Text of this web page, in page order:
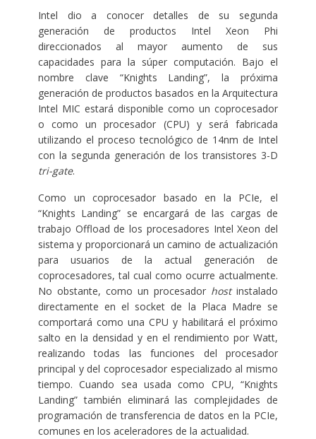
Intel dio a conocer detalles de su segunda
generación de productos Intel Xeon Phi
direccionados al mayor aumento de sus
capacidades para la súper computación. Bajo el
nombre clave “Knights Landing”, la próxima
generación de productos basados en la Arquitectura
Intel MIC estará disponible como un coprocesador
o como un procesador (CPU) y será fabricada
utilizando el proceso tecnológico de 14nm de Intel
con la segunda generación de los transistores 3-D
tri-gate.
Como un coprocesador basado en la PCIe, el
“Knights Landing” se encargará de las cargas de
trabajo Offload de los procesadores Intel Xeon del
sistema y proporcionará un camino de actualización
para usuarios de la actual generación de
coprocesadores, tal cual como ocurre actualmente.
No obstante, como un procesador hostinstalado
directamente en el socket de la Placa Madre se
comportará como una CPU y habilitará el próximo
salto en la densidad y en el rendimiento por Watt,
realizando todas las funciones del procesador
principal y del coprocesador especializado al mismo
tiempo. Cuando sea usada como CPU, “Knights
Landing” también eliminará las complejidades de
programación de transferencia de datos en la PCIe,
comunes en los aceleradores de la actualidad.